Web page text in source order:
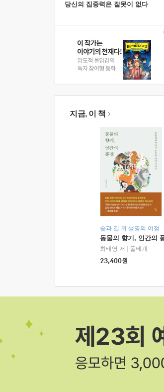
당신의 집중력은 잘못이 없다
지금, 이 책
숲과 길 위 생명의 여정
동물의 향기, 인간의
최태영 저
돌베개
23,400원